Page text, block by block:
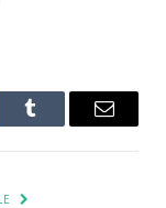
Tumblr Email